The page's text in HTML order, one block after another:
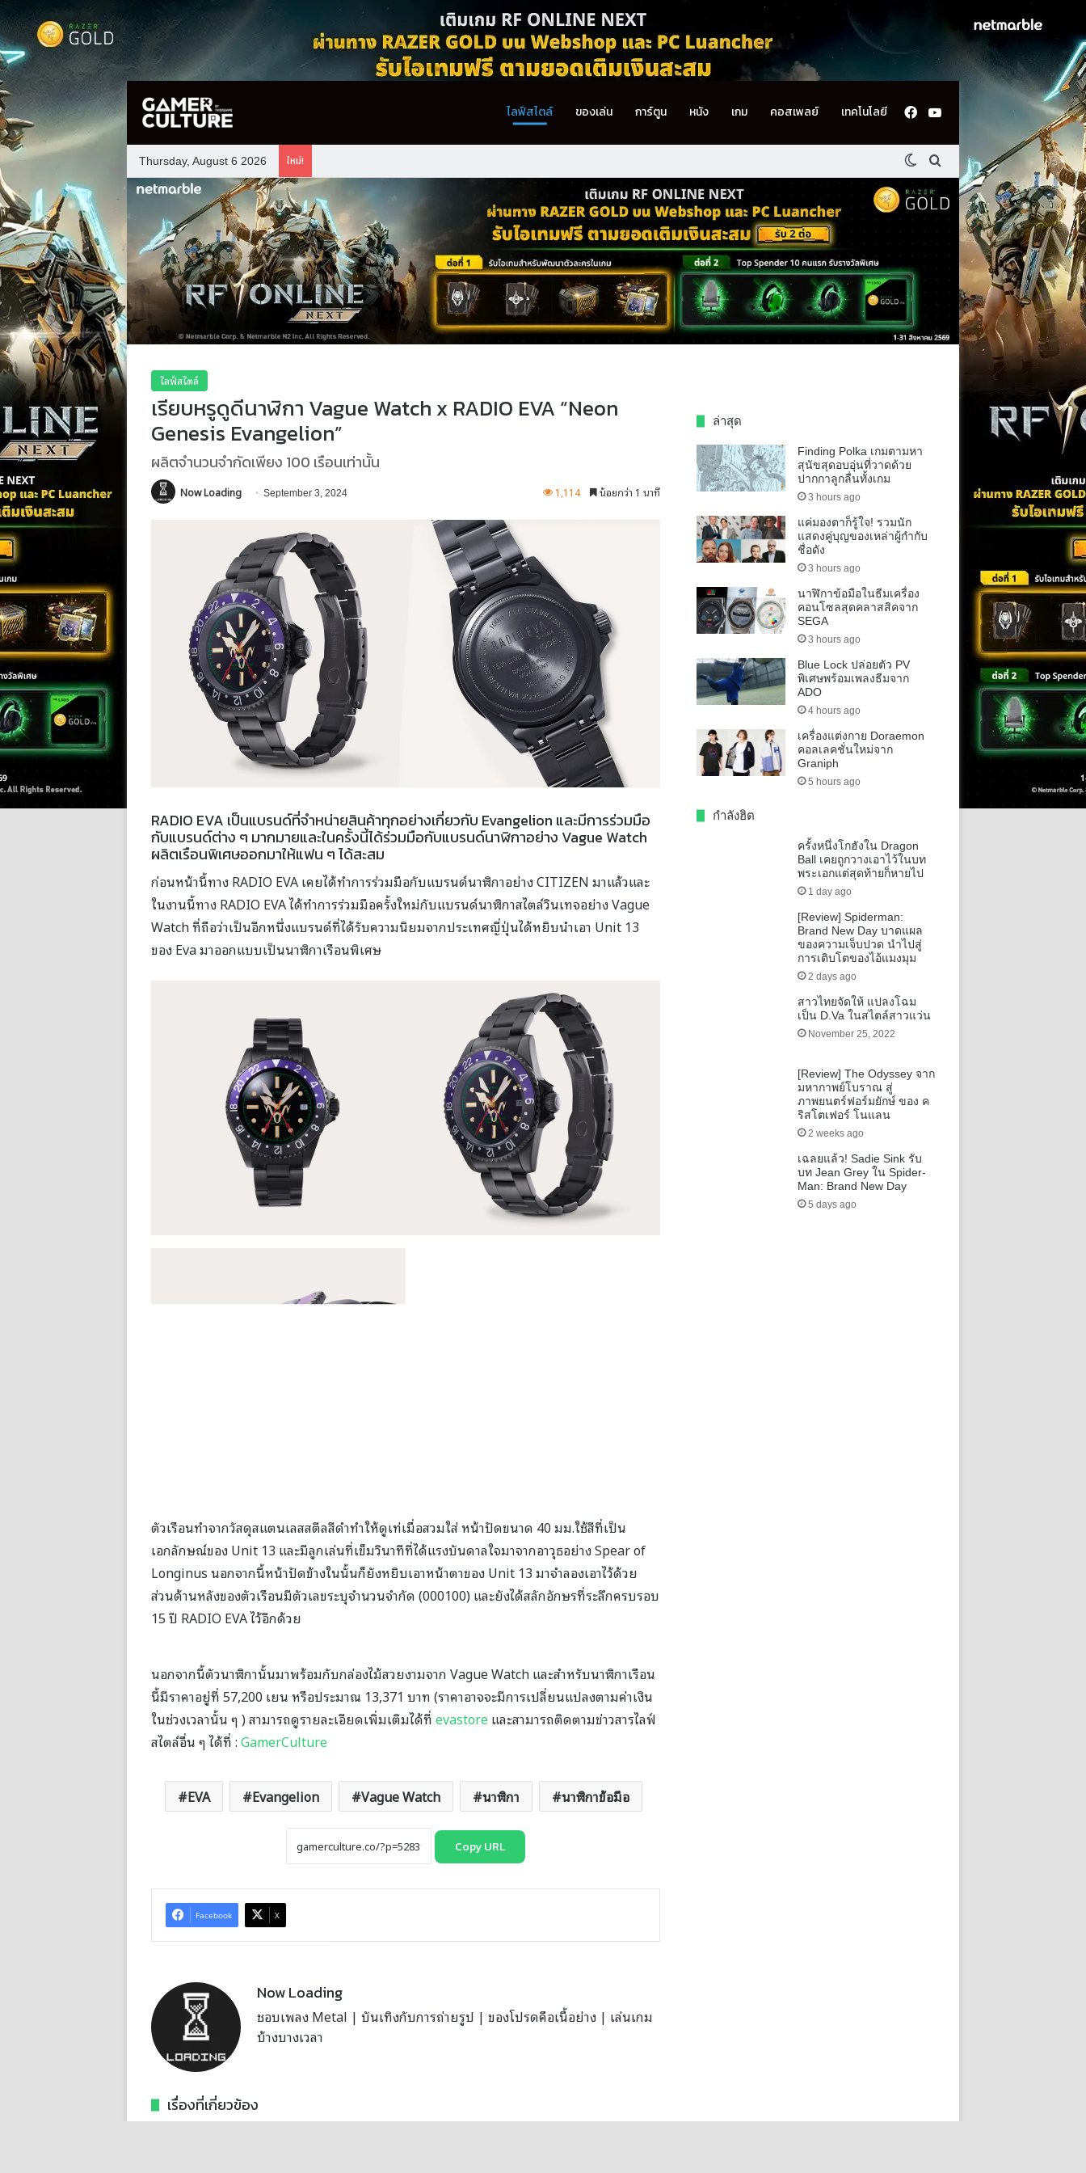
ไลฟ์สไตล์ ของเล่น การ์ตูน หนัง เกม คอสเพลย์ เทคโนโลยี Facebook
YouTube
Thursday, August 6 2026 ใหม่! Switch skin
ค้นหา
ไลฟ์สไตล์
เรียบหรูดูดีนาฬิกา Vague Watch x RADIO EVA “Neon
Genesis Evangelion”
ผลิตจำนวนจำกัดเพียง 100 เรือนเท่านั้น
Now Loading September 3, 2024 1,114 น้อยกว่า 1 นาที
RADIO EVA เป็นแบรนด์ที่จำหน่ายสินค้าทุกอย่างเกี่ยวกับ Evangelion และมีการร่วมมือ
กับแบรนด์ต่าง ๆ มากมายและในครั้งนี้ได้ร่วมมือกับแบรนด์นาฬิกาอย่าง Vague Watch
ผลิตเรือนพิเศษออกมาให้แฟน ๆ ได้สะสม
ก่อนหน้านี้ทาง RADIO EVA เคยได้ทำการร่วมมือกับแบรนด์นาฬิกาอย่าง CITIZEN มาแล้วและ
ในงานนี้ทาง RADIO EVA ได้ทำการร่วมมือครั้งใหม่กับแบรนด์นาฬิกาสไตล์วินเทจอย่าง Vague
Watch ที่ถือว่าเป็นอีกหนึ่งแบรนด์ที่ได้รับความนิยมจากประเทศญี่ปุ่นได้หยิบนำเอา Unit 13
ของ Eva มาออกแบบเป็นนาฬิกาเรือนพิเศษ
ตัวเรือนทำจากวัสดุสแตนเลสสตีลสีดำทำให้ดูเท่เมื่อสวมใส่ หน้าปัดขนาด 40 มม.ใช้สีที่เป็น
เอกลักษณ์ของ Unit 13 และมีลูกเล่นที่เข็มวินาทีที่ได้แรงบันดาลใจมาจากอาวุธอย่าง Spear of
Longinus นอกจากนี้หน้าปัดข้างในนั้นก็ยังหยิบเอาหน้าตาของ Unit 13 มาจำลองเอาไว้ด้วย
ส่วนด้านหลังของตัวเรือนมีตัวเลขระบุจำนวนจำกัด (000100) และยังได้สลักอักษรที่ระลึกครบรอบ
15 ปี RADIO EVA ไว้อีกด้วย
นอกจากนี้ตัวนาฬิกานั้นมาพร้อมกับกล่องไม้สวยงามจาก Vague Watch และสำหรับนาฬิกาเรือน
นี้มีราคาอยู่ที่ 57,200 เยน หรือประมาณ 13,371 บาท (ราคาอาจจะมีการเปลี่ยนแปลงตามค่าเงิน
ในช่วงเวลานั้น ๆ ) สามารถดูรายละเอียดเพิ่มเติมได้ที่evastoreและสามารถติดตามข่าวสารไลฟ์
สไตล์อื่น ๆ ได้ที่ :GamerCulture
EVA Evangelion Vague Watch นาฬิกา นาฬิกาข้อมือ
Copy URL
Facebook X
Now Loading
ชอบเพลง Metal | บันเทิงกับการถ่ายรูป | ของโปรดคือเนื้อย่าง | เล่นเกม
บ้างบางเวลา
ล่าสุด
Finding Polka เกมตามหา
สุนัขสุดอบอุ่นที่วาดด้วย
ปากกาลูกลื่นทั้งเกม
3 hours ago
แค่มองตาก็รู้ใจ! รวมนัก
แสดงคู่บุญของเหล่าผู้กำกับ
ชื่อดัง
3 hours ago
นาฬิกาข้อมือในธีมเครื่อง
คอนโซลสุดคลาสสิคจาก
SEGA
3 hours ago
Blue Lock ปล่อยตัว PV
พิเศษพร้อมเพลงธีมจาก
ADO
4 hours ago
เครื่องแต่งกาย Doraemon
คอลเลคชั่นใหม่จาก
Graniph
5 hours ago
กำลังฮิต
ครั้งหนึ่งโกฮังใน Dragon
Ball เคยถูกวางเอาไว้ในบท
พระเอกแต่สุดท้ายก็หายไป
1 day ago
[Review] Spiderman:
Brand New Day บาดแผล
ของความเจ็บปวด นำไปสู่
การเติบโตของไอ้แมงมุม
2 days ago
สาวไทยจัดให้ แปลงโฉม
เป็น D.Va ในสไตล์สาวแว่น
November 25, 2022
[Review] The Odyssey จาก
มหากาพย์โบราณ สู่
ภาพยนตร์ฟอร์มยักษ์ ของ ค
ริสโตเฟอร์ โนแลน
2 weeks ago
เฉลยแล้ว! Sadie Sink รับ
บท Jean Grey ใน Spider-
Man: Brand New Day
5 days ago
เรื่องที่เกี่ยวข้อง